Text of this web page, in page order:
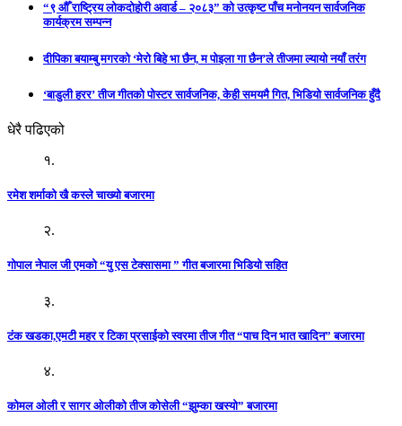
“९ औँ राष्ट्रिय लोकदोहोरी अवार्ड – २०८३” को उत्कृष्ट पाँच मनोनयन सार्वजनिक
कार्यक्रम सम्पन्न
दीपिका बयाम्बु मगरको ‘मेरो बिहे भा छैन, म पोइला गा छैन’ले तीजमा ल्यायो नयाँ तरंग
‘बाडुली हरर’ तीज गीतको पोस्टर सार्वजनिक, केही समयमै गित, भिडियो सार्वजनिक हुँदै
धेरै पढिएको
१.
रमेश शर्माको खै कस्ले चाख्यो बजारमा
२.
गोपाल नेपाल जी एमको “यु एस टेक्सासमा ” गीत बजारमा भिडियो सहित
३.
टंक खडका,एमटी महर र टिका प्रसाईको स्वरमा तीज गीत “पाच दिन भात खादिन” बजारमा
४.
कोमल ओली र सागर ओलीको तीज कोसेली “झुम्का खस्यो” बजारमा